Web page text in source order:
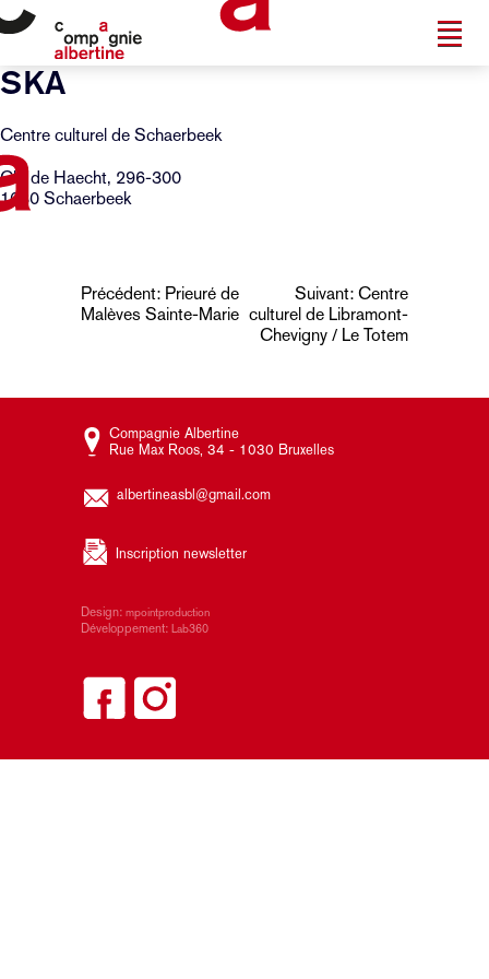
SKA
Centre culturel de Schaerbeek
Ch. de Haecht, 296-300
1030 Schaerbeek
Navigation
de
Précédent: Prieuré de
Malèves Sainte-Marie
Suivant: Centre
culturel de Libramont-
Chevigny / Le Totem
Compagnie Albertine
Rue Max Roos, 34 - 1030 Bruxelles
albertineasbl@gmail.com
Inscription newsletter
Design: mpointproduction
Développement: Lab360